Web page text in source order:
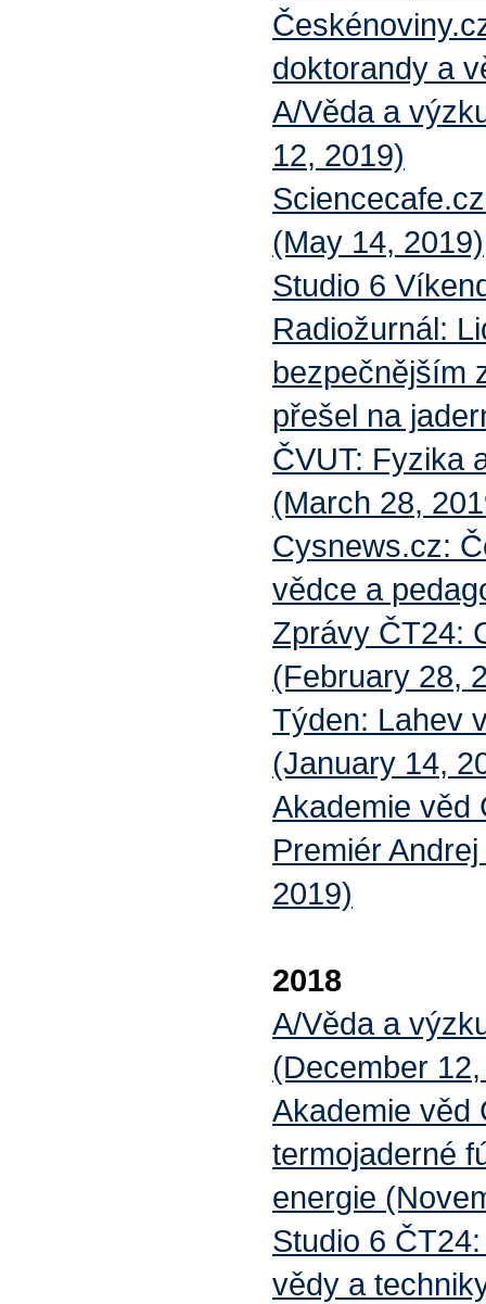
doktorandy a
A/Věda a
12, 2019)
(May 14, 2019)
Studio 6
Radiožurnál:
bezpečnějším
přešel na
ČVUT: Fyzika
(March 28,
Cysnews.cz:
vědce a
Zprávy ČT24:
(February 28,
Týden: Lahev
(January 14,
Akademie věd
Premiér
2019)
2018
A/Věda a
(December
Akademie věd
termojaderné
energie
Studio 6
vědy a